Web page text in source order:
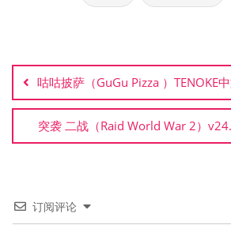
章
导
航
咕咕披萨（GuGu Pizza ）TENOKE
突袭 二战（Raid World War 2）
订阅评论